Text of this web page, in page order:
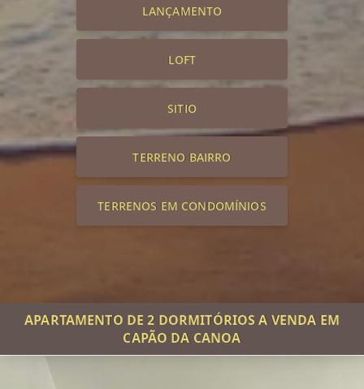
LANÇAMENTO
LOFT
SITIO
TERRENO BAIRRO
TERRENOS EM CONDOMÍNIOS
APARTAMENTO DE 2 DORMITÓRIOS A VENDA EM
CAPÃO DA CANOA